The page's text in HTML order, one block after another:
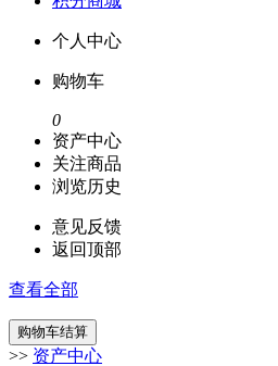
个人中心
购物车
0
资产中心
关注商品
浏览历史
意见反馈
返回顶部
查看全部
>> 资产中心